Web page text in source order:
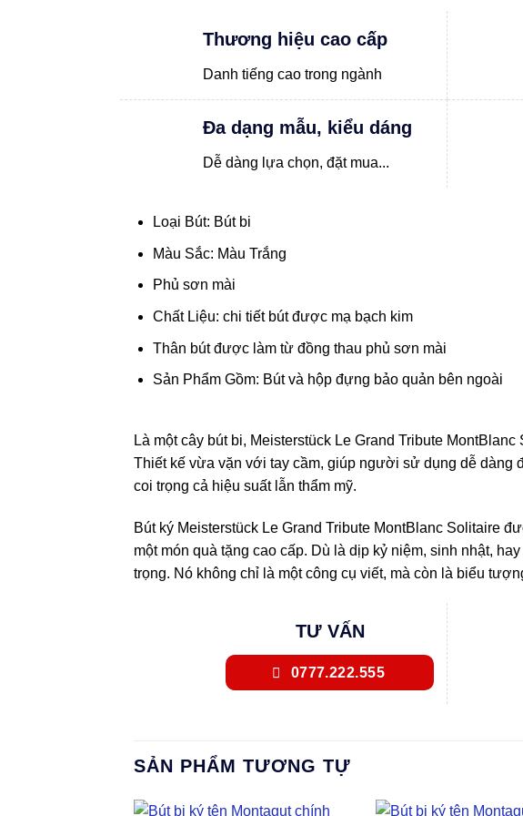
Thương hiệu cao cấp
Danh tiếng cao trong ngành
Đa dạng mẫu, kiểu dáng
Dễ dàng lựa chọn, đặt mua...
Loại Bút: Bút bi
Màu Sắc: Màu Trắng
Phủ sơn mài
Chất Liệu: chi tiết bút được mạ bạch kim
Thân bút được làm từ đồng thau phủ sơn mài
Sản Phẩm Gồm: Bút và hộp đựng bảo quản bên ngoài
Là một cây bút bi, Meisterstück Le Grand Tribute
Thiết kế vừa vặn với tay cầm, giúp người sử dụng dễ
coi trọng cả hiệu suất lẫn thẩm mỹ.
Bút ký Meisterstück Le Grand Tribute MontBlanc Solitaire
một món quà tặng cao cấp. Dù là dịp kỷ niệm, sinh nhật,
trọng. Nó không chỉ là một công cụ viết, mà còn là biểu
TƯ VẤN
0777.222.555
SẢN PHẨM TƯƠNG TỰ